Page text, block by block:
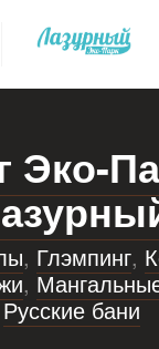
Эко-
, Глэмпинг,
,
Русские бани